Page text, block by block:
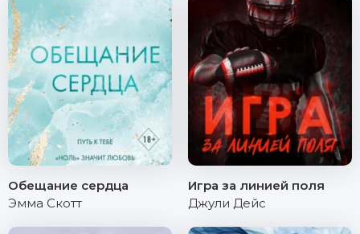
Обещание сердца
Эмма Скотт
Игра за линией поля
Джули Дейс